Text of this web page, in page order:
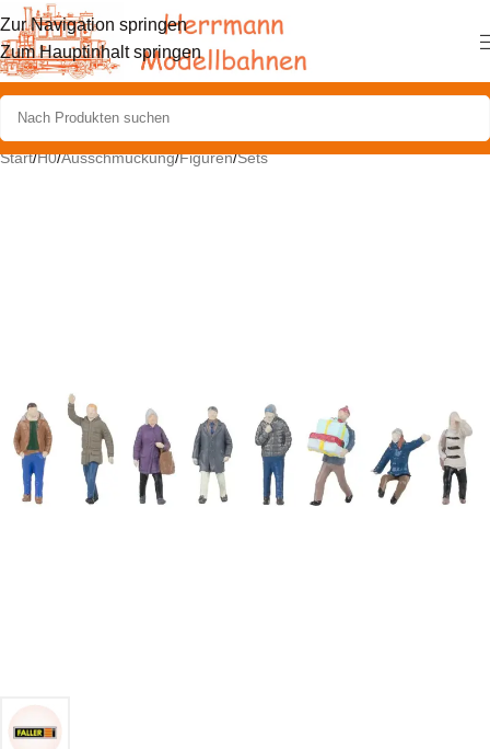
Zur Navigation springen
Zum Hauptinhalt springen
Start/H0/Ausschmückung/Figuren/Sets